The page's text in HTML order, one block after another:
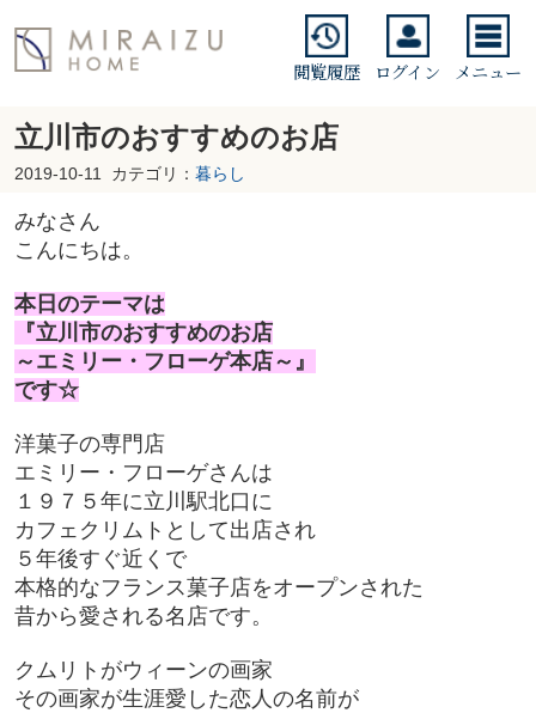
閲覧履歴 ログイン メニュー
立川市のおすすめのお店
2019-10-11 カテゴリ： 暮らし
みなさん
こんにちは。
本日のテーマは
『立川市のおすすめのお店
～エミリー・フローゲ本店～』
です☆
洋菓子の専門店
エミリー・フローゲさんは
１９７５年に立川駅北口に
カフェクリムトとして出店され
５年後すぐ近くで
本格的なフランス菓子店をオープンされた
昔から愛される名店です。
クムリトがウィーンの画家
その画家が生涯愛した恋人の名前が